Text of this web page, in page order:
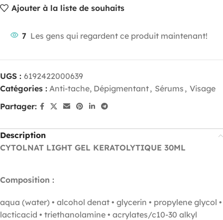
Ajouter à la liste de souhaits
7 Les gens qui regardent ce produit maintenant!
UGS : 6192422000639
Catégories : Anti-tache, Dépigmentant, Sérums , Visage
Partager:
Description
CYTOLNAT LIGHT GEL KERATOLYTIQUE 30ML
Composition :
aqua (water) • alcohol denat • glycerin • propylene glycol •
lacticacid • triethanolamine • acrylates/c10-30 alkyl